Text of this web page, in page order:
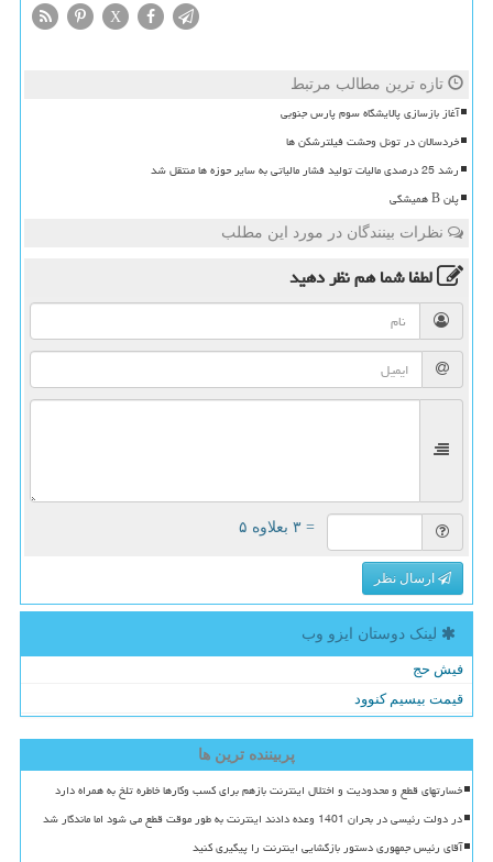
X
تازه ترین مطالب مرتبط
آغاز بازسازی پالایشگاه سوم پارس جنوبی
خردسالان در تونل وحشت فیلترشکن ها
رشد 25 درصدی مالیات تولید فشار مالیاتی به سایر حوزه ها منتقل شد
پلن B همیشگی
نظرات بینندگان در مورد این مطلب
لطفا شما همنظر دهید
= ۳ بعلاوه ۵
ارسال نظر
لینک دوستان ایزو وب
فیش حج
قیمت بیسیم کنوود
پربیننده ترین ها
خسارتهای قطع و محدودیت و اختلال اینترنت بازهم برای کسب وکارها خاطره تلخ به همراه دارد
در دولت رئیسی در بحران 1401 وعده دادند اینترنت به طور موقت قطع می شود اما ماندگار شد
آقای رئیس جمهوری دستور بازگشایی اینترنت را پیگیری کنید